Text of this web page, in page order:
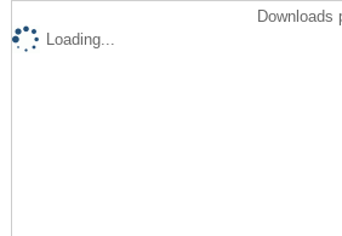
Downloads
Loading...